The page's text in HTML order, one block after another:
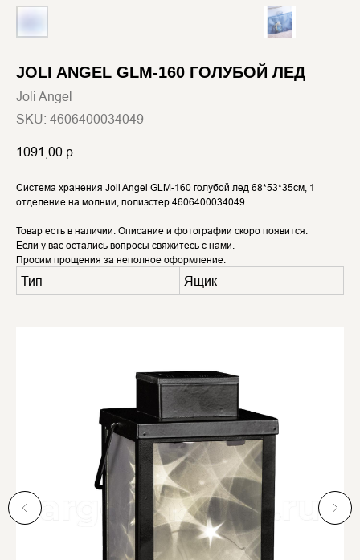
JOLI ANGEL GLM-160 ГОЛУБОЙ ЛЕД
Joli Angel
SKU: 4606400034049
1091,00 р.
Система хранения Joli Angel GLM-160 голубой лед 68*53*35см, 1
отделение на молнии, полиэстер 4606400034049
Товар есть в наличии. Описание и фотографии скоро появится.
Если у вас остались вопросы свяжитесь с нами.
Просим прощения за неполное оформление.
Тип Ящик